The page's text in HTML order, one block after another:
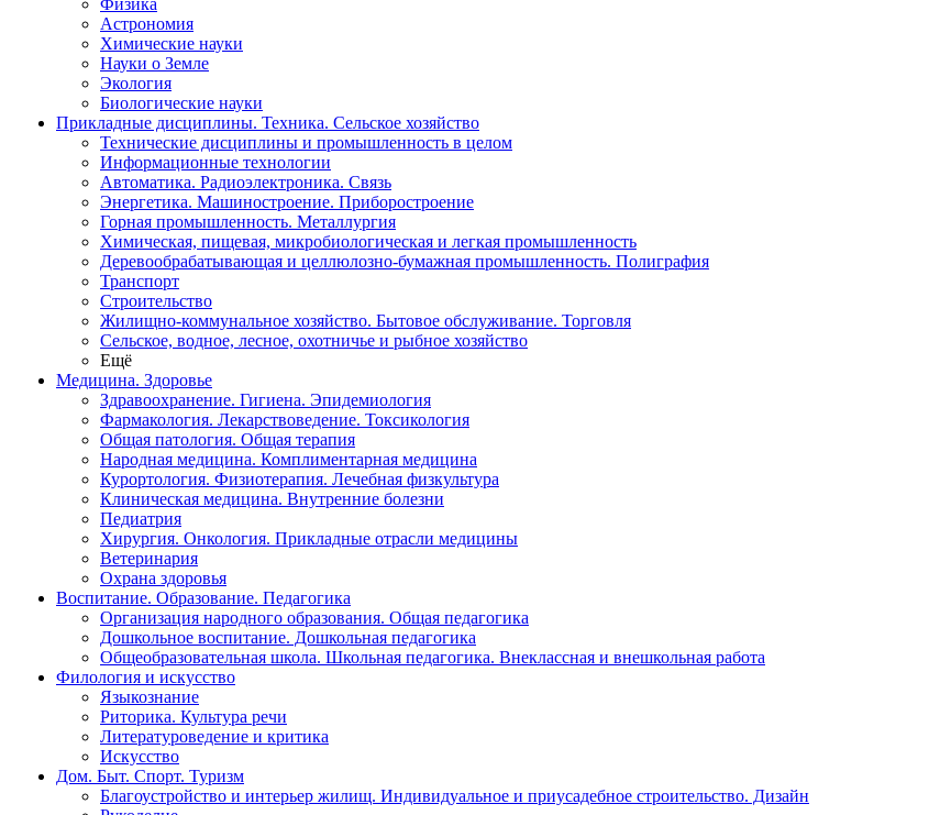
Физика
Астрономия
Химические науки
Науки о Земле
Экология
Биологические науки
Прикладные дисциплины. Техника. Сельское хозяйство
Технические дисциплины и промышленность в целом
Информационные технологии
Автоматика. Радиоэлектроника. Связь
Энергетика. Машиностроение. Приборостроение
Горная промышленность. Металлургия
Химическая, пищевая, микробиологическая и легкая промышленность
Деревообрабатывающая и целлюлозно-бумажная промышленность. Полиграфия
Транспорт
Строительство
Жилищно-коммунальное хозяйство. Бытовое обслуживание. Торговля
Сельское, водное, лесное, охотничье и рыбное хозяйство
Ещё
Медицина. Здоровье
Здравоохранение. Гигиена. Эпидемиология
Фармакология. Лекарствоведение. Токсикология
Общая патология. Общая терапия
Народная медицина. Комплиментарная медицина
Курортология. Физиотерапия. Лечебная физкультура
Клиническая медицина. Внутренние болезни
Педиатрия
Хирургия. Онкология. Прикладные отрасли медицины
Ветеринария
Охрана здоровья
Воспитание. Образование. Педагогика
Организация народного образования. Общая педагогика
Дошкольное воспитание. Дошкольная педагогика
Общеобразовательная школа. Школьная педагогика. Внеклассная и внешкольная работа
Филология и искусство
Языкознание
Риторика. Культура речи
Литературоведение и критика
Искусство
Дом. Быт. Спорт. Туризм
Благоустройство и интерьер жилищ. Индивидуальное и приусадебное строительство. Дизайн